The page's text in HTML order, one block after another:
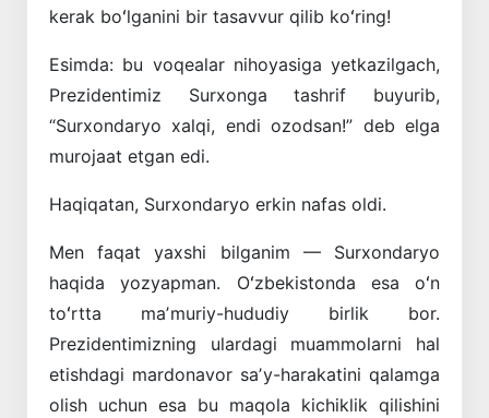
kerak boʻlganini bir tasavvur qilib koʻring!
Esimda: bu voqealar nihoyasiga yetkazilgach,
Prezidentimiz Surxonga tashrif buyurib,
“Surxondaryo xalqi, endi ozodsan!” deb elga
murojaat etgan edi.
Haqiqatan, Surxondaryo erkin nafas oldi.
Men faqat yaxshi bilganim — Surxondaryo
haqida yozyapman. Oʻzbekistonda esa oʻn
toʻrtta maʼmuriy-hududiy birlik bor.
Prezidentimizning ulardagi muammolarni hal
etishdagi mardonavor saʼy-harakatini qalamga
olish uchun esa bu maqola kichiklik qilishini